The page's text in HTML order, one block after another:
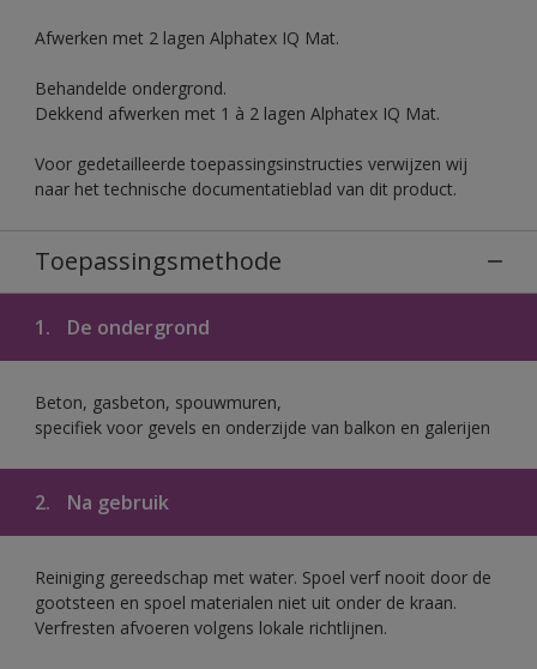
Afwerken met 2 lagen Alphatex IQ Mat.
Behandelde ondergrond.
Dekkend afwerken met 1 à 2 lagen Alphatex IQ Mat.
Voor gedetailleerde toepassingsinstructies verwijzen wij
naar het technische documentatieblad van dit product.
Toepassingsmethode
1. De ondergrond
Beton, gasbeton, spouwmuren,
specifiek voor gevels en onderzijde van balkon en galerijen
2. Na gebruik
Reiniging gereedschap met water. Spoel verf nooit door de
gootsteen en spoel materialen niet uit onder de kraan.
Verfresten afvoeren volgens lokale richtlijnen.